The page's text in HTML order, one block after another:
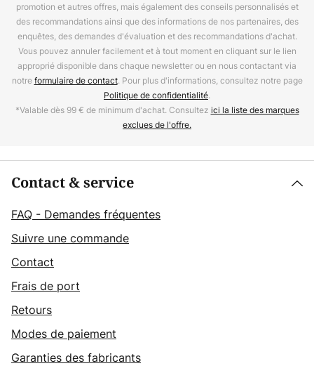
promotion et autres offres, mais également des conseils personnalisés et
des recommandations ainsi que des informations de nos partenaires, des
enquêtes, des demandes d'évaluation et des recommandations d'achat.
Vous pouvez annuler facilement et à tout moment en cliquant sur le lien
approprié disponible dans chaque newsletter ou en nous contactant via
notreformulaire de contact. Pour plus d'informations, consultez notre page
Politique de confidentialité.
*Valable dès 99 € de minimum d'achat. Consultez ici la liste des marques
exclues de l'offre.
Contact & service
FAQ - Demandes fréquentes
Suivre une commande
Contact
Frais de port
Retours
Modes de paiement
Garanties des fabricants